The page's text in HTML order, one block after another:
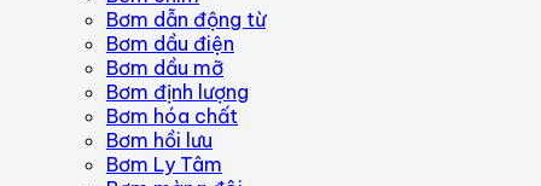
Bơm dẫn động từ
Bơm dầu điện
Bơm dầu mỡ
Bơm định lượng
Bơm hóa chất
Bơm hồi lưu
Bơm Ly Tâm